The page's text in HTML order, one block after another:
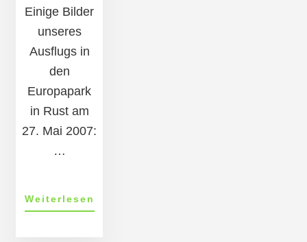
Einige Bilder
unseres
Ausflugs in
den
Europapark
in Rust am
27. Mai 2007:
…
Weiterlesen
in